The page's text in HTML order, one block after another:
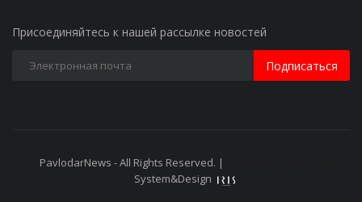
Присоединяйтесь к нашей рассылке новостей
Подписаться
PavlodarNews - All Rights Reserved. |
System&Design